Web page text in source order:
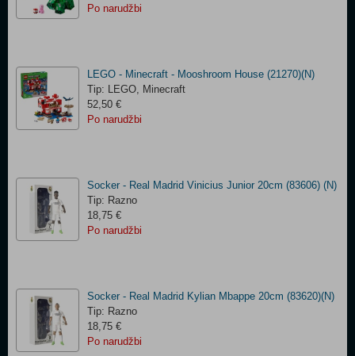
Po narudžbi
LEGO - Minecraft - Mooshroom House (21270)(N)
Tip: LEGO, Minecraft
52,50 €
Po narudžbi
Socker - Real Madrid Vinicius Junior 20cm (83606) (N)
Tip: Razno
18,75 €
Po narudžbi
Socker - Real Madrid Kylian Mbappe 20cm (83620)(N)
Tip: Razno
18,75 €
Po narudžbi